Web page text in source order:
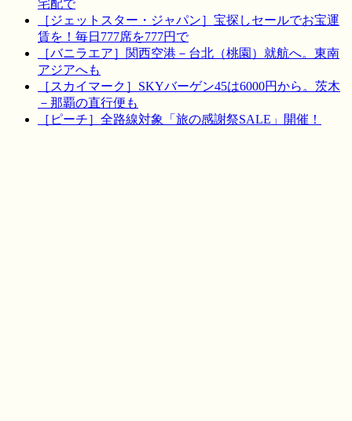
宅配で
［ジェットスター・ジャパン］宝探しセールでお宝運
賃を！毎日777席を777円で
［バニラエア］関西空港－台北（桃園）就航へ。東南
アジアへも
［スカイマーク］SKYバーゲン45は6000円から。茨木
－那覇の直行便も
［ピーチ］全路線対象「旅の感謝祭SALE」開催！